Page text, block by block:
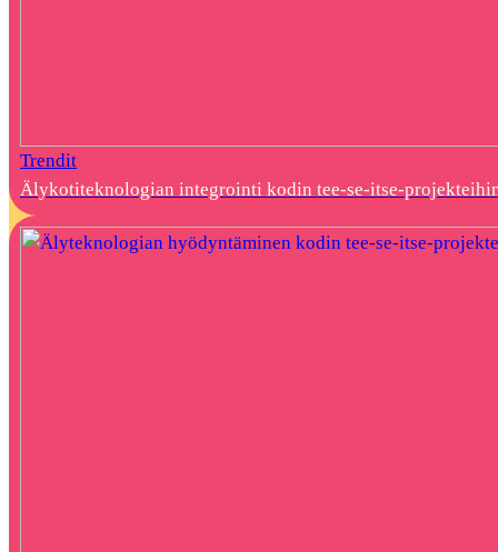
Trendit
Älykotiteknologian integrointi kodin tee-se-itse-